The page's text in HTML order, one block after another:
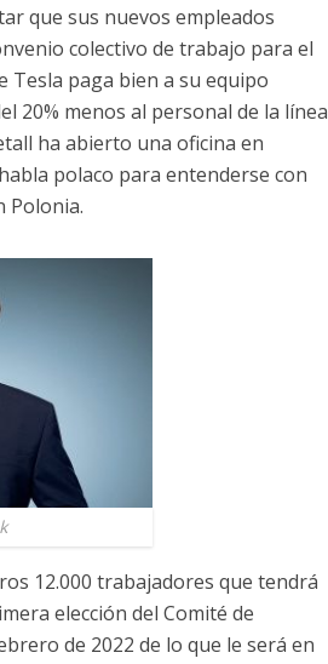
que sus nuevos empleados
colectivo de trabajo para el
Tesla paga bien a su equipo
20% menos al personal de la línea
ha abierto una oficina en
polaco para entenderse con
Polonia.
12.000 trabajadores que tendrá
elección del Comité de
de 2022 de lo que le será en